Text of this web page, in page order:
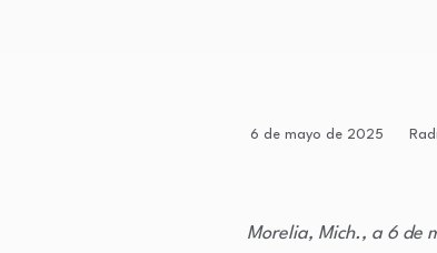
6 de mayo de 2025
Morelia, Mich., a 6 de